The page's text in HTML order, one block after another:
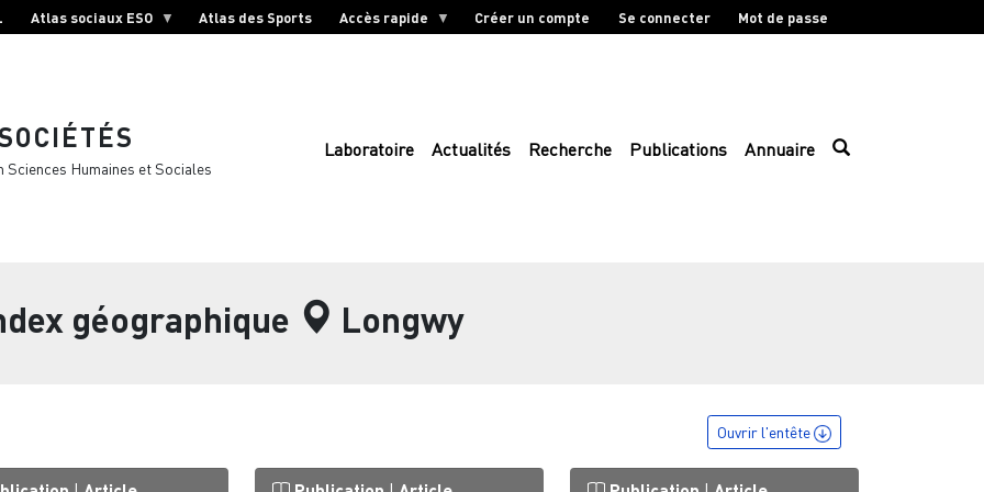
Atlas sociaux ESO Atlas des Sports Accès rapide Créer un compte Se connecter Mot de passe
Humaines et Sociales
Laboratoire Actualités Recherche Publications Annuaire
géographique Longwy
Ouvrir l'entête